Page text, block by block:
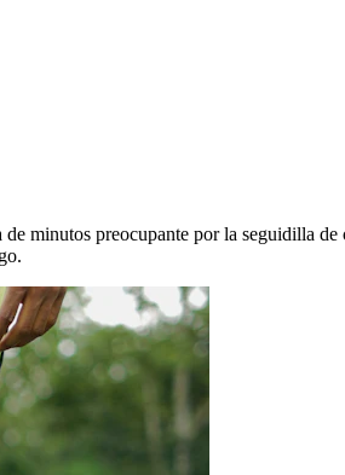
minutos preocupante por la seguidilla